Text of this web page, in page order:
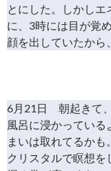
とにした。しかし
に、3時には目が覚
顔を出していたから
6月21日 朝起きて
風呂に浸かってい
まいは取れてるかも
クリスタルで瞑想